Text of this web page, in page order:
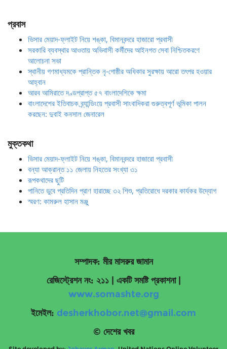
প্রবাস
ভিসার মেয়াদ-ফ্লাইট নিয়ে শঙ্কা, বিমানবন্দরে হাজারো প্রবাসী
সরকারি ব্যবস্থার আওতায় অভিবাসী কর্মীদের আইনগত সেবা নিশ্চিতকরণে
আলোচনা সভা
স্থানীয় গণমাধ্যমকে প্রান্তিক নৃ-গোষ্ঠীর অধিকার সুরক্ষায় আরো তৎপর হওয়ার
আহ্বান
আরব আমিরাতে দণ্ডপ্রাপ্ত ৫৭ বাংলাদেশিকে ক্ষমা
বাংলাদেশের ইতিবাচক ব্র্যান্ডিংয়ে প্রবাসী সাংবাদিকরা গুরুত্বপূর্ণ ভূমিকা পালন
করছেন: দুবাই কনসাল জেনারেল
মুক্তকথা
ভিসার মেয়াদ-ফ্লাইট নিয়ে শঙ্কা, বিমানবন্দরে হাজারো প্রবাসী
বন্যা আক্রান্ত ১১ জেলায় নিহতের সংখ্যা ৩১
রূপকথাদের ছুটি
পানিতে ডুবে প্রতিদিন প্রাণ হারাচ্ছে ৩২ শিশু, প্রতিরোধে দরকার কার্যকর উদ্যোগ
স্মরণ: কামরুল হাসান মঞ্জু
সম্পাদক: মীর মাসরুর জামান
রেজিস্ট্রেশন নং: ২১১ | একটি সমষ্টি প্রকাশনা
www.somashte.org
ইমেইল: desherkhobor.net@gmail.com
© দেশের খবর